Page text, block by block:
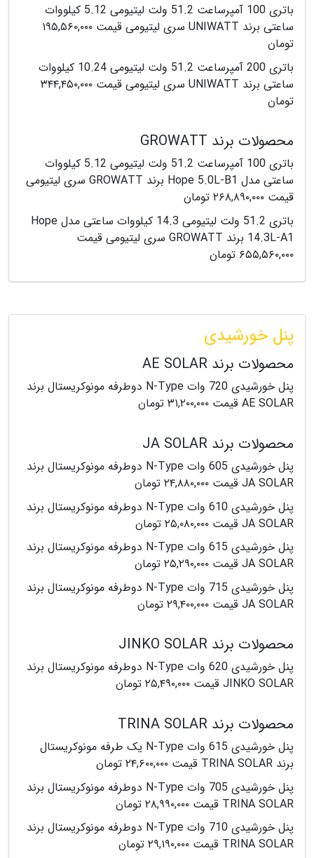
باتری 100 آمپرساعت 51.2 ولت لیتیومی 5.12 کیلووات
ساعتی برند UNIWATT سری لیتیومی قیمت ۱۹۵,۵۶۰,۰۰۰
تومان
باتری 200 آمپرساعت 51.2 ولت لیتیومی 10.24 کیلووات
ساعتی برند UNIWATT سری لیتیومی قیمت ۳۴۴,۴۵۰,۰۰۰
تومان
محصولات برند GROWATT
باتری 100 آمپرساعت 51.2 ولت لیتیومی 5.12 کیلووات
ساعتی مدل Hope 5.0L-B1 برند GROWATT سری لیتیومی
قیمت ۲۶۸,۸۹۰,۰۰۰ تومان
باتری 51.2 ولت لیتیومی 14.3 کیلووات ساعتی مدل Hope
14.3L-A1 برند GROWATT سری لیتیومی قیمت
۶۵۵,۵۶۰,۰۰۰ تومان
پنل خورشیدی
محصولات برند AE SOLAR
پنل خورشیدی 720 وات N-Type دوطرفه مونوکریستال برند
AE SOLAR قیمت ۳۱,۲۰۰,۰۰۰ تومان
محصولات برند JA SOLAR
پنل خورشیدی 605 وات N-Type دوطرفه مونوکریستال برند
JA SOLAR قیمت ۲۴,۸۸۰,۰۰۰ تومان
پنل خورشیدی 610 وات N-Type دوطرفه مونوکریستال برند
JA SOLAR قیمت ۲۵,۰۸۰,۰۰۰ تومان
پنل خورشیدی 615 وات N-Type دوطرفه مونوکریستال برند
JA SOLAR قیمت ۲۵,۲۹۰,۰۰۰ تومان
پنل خورشیدی 715 وات N-Type دوطرفه مونوکریستال برند
JA SOLAR قیمت ۲۹,۴۰۰,۰۰۰ تومان
محصولات برند JINKO SOLAR
پنل خورشیدی 620 وات N-Type دوطرفه مونوکریستال برند
JINKO SOLAR قیمت ۲۵,۴۹۰,۰۰۰ تومان
محصولات برند TRINA SOLAR
پنل خورشیدی 615 وات N-Type یک طرفه مونوکریستال
برند TRINA SOLAR قیمت ۲۴,۶۰۰,۰۰۰ تومان
پنل خورشیدی 705 وات N-Type دوطرفه مونوکریستال برند
TRINA SOLAR قیمت ۲۸,۹۹۰,۰۰۰ تومان
پنل خورشیدی 710 وات N-Type دوطرفه مونوکریستال برند
TRINA SOLAR قیمت ۲۹,۱۹۰,۰۰۰ تومان